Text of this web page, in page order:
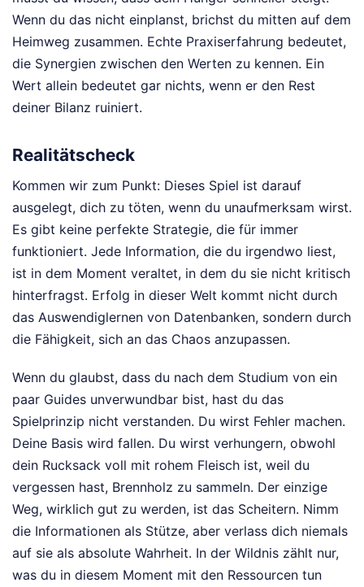
Wenn du das nicht einplanst, brichst du mitten auf dem
Heimweg zusammen. Echte Praxiserfahrung bedeutet,
die Synergien zwischen den Werten zu kennen. Ein
Wert allein bedeutet gar nichts, wenn er den Rest
deiner Bilanz ruiniert.
Realitätscheck
Kommen wir zum Punkt: Dieses Spiel ist darauf
ausgelegt, dich zu töten, wenn du unaufmerksam wirst.
Es gibt keine perfekte Strategie, die für immer
funktioniert. Jede Information, die du irgendwo liest,
ist in dem Moment veraltet, in dem du sie nicht kritisch
hinterfragst. Erfolg in dieser Welt kommt nicht durch
das Auswendiglernen von Datenbanken, sondern durch
die Fähigkeit, sich an das Chaos anzupassen.
Wenn du glaubst, dass du nach dem Studium von ein
paar Guides unverwundbar bist, hast du das
Spielprinzip nicht verstanden. Du wirst Fehler machen.
Deine Basis wird fallen. Du wirst verhungern, obwohl
dein Rucksack voll mit rohem Fleisch ist, weil du
vergessen hast, Brennholz zu sammeln. Der einzige
Weg, wirklich gut zu werden, ist das Scheitern. Nimm
die Informationen als Stütze, aber verlass dich niemals
auf sie als absolute Wahrheit. In der Wildnis zählt nur,
was du in diesem Moment mit den Ressourcen tun